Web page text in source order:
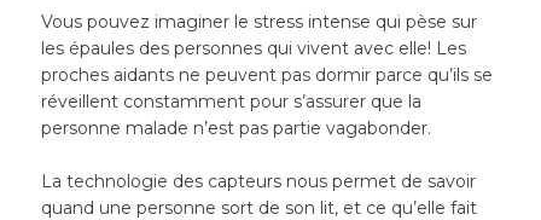
Vous pouvez imaginer le stress intense qui pèse sur
les épaules des personnes qui vivent avec elle! Les
proches aidants ne peuvent pas dormir parce qu’ils se
réveillent constamment pour s’assurer que la
personne malade n’est pas partie vagabonder.
La technologie des capteurs nous permet de savoir
quand une personne sort de son lit, et ce qu’elle fait